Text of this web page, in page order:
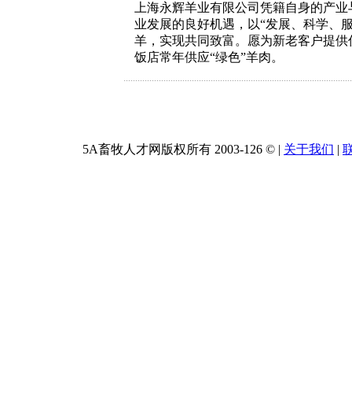
上海永辉羊业有限公司凭籍自身的产
业发展的良好机遇，以“发展、科学、
羊，实现共同致富。愿为新老客户提
饭店常年供应“绿色”羊肉。
5A畜牧人才网版权所有 2003-126 © | 关于我们 |